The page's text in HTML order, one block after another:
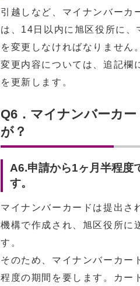
引越しなど、マイナンバーカ
は、14日以内に旭区役所に
を変更しなければなりません。
変更内容については、追記欄
を更新します。
Q6．マイナンバーカ
が？
A6.申請から1ヶ月半程度
す。
マイナンバーカードは提出さ
機構で作成され、旭区役所に
す。
そのため、マイナンバーカー
程度の期間を要します。カー